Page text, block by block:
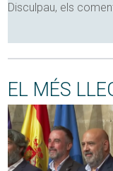
Disculpau, els
EL MÉS